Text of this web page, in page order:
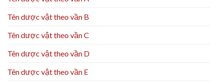
Tên dược vật theo vần B
Tên dược vật theo vần C
Tên dược vật theo vần D
Tên dược vật theo vần E